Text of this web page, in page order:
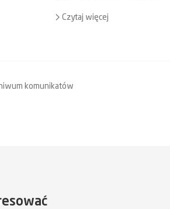
Czytaj więcej
komunikatów